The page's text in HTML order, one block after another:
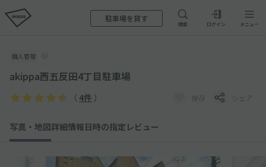
駐車場を貸す
検索 ログイン メニュー
個人管理
akippa西五反田4丁目駐車場
（ 4件 ） 保存 シェア
写真・地図詳細情報日時の指定 レビュー